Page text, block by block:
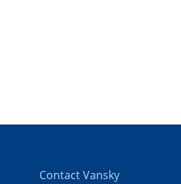
Contact Vansky